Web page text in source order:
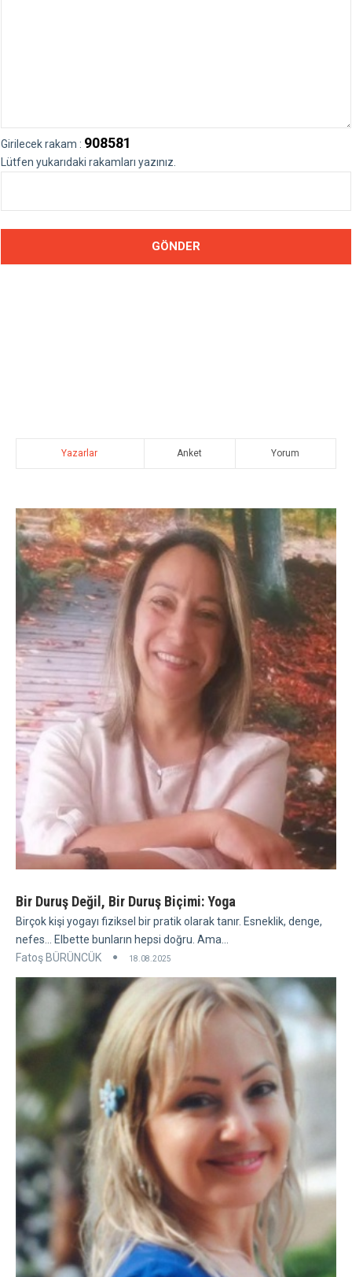
Girilecek rakam : 908581
Lütfen yukarıdaki rakamları yazınız.
Yazarlar Anket Yorum
Bir Duruş Değil, Bir Duruş Biçimi: Yoga
Birçok kişi yogayı fiziksel bir pratik olarak tanır. Esneklik, denge,
nefes... Elbette bunların hepsi doğru. Ama...
Fatoş BÜRÜNCÜK
18.08.2025